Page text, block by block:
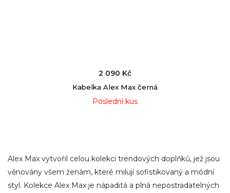
Kabelka Alex Max černá
Poslední kus
2 090 Kč
Alex Max vytvořil celou kolekci trendových doplňků, jež jsou
věnovány všem ženám, které milují sofistikovaný a módní
styl. Kolekce Alex Max je nápaditá a plná nepostradatelných